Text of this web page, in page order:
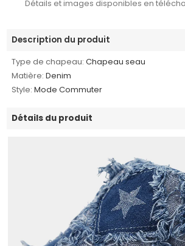
Détails et images disponibles en
Description du produit
Type de chapeau: Chapeau seau
Matière: Denim
Style: Mode Commuter
Détails du produit